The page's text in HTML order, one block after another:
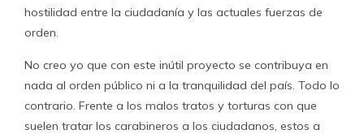
hostilidad entre la ciudadanía y las actuales fuerzas de
orden.
No creo yo que con este inútil proyecto se contribuya en
nada al orden público ni a la tranquilidad del país. Todo lo
contrario. Frente a los malos tratos y torturas con que
suelen tratar los carabineros a los ciudadanos, estos a